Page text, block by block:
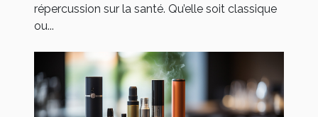
répercussion sur la santé. Qu’elle soit classique
ou...